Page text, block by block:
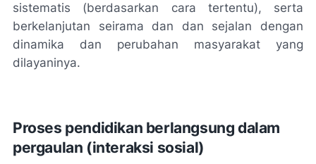
sistematis (berdasarkan cara tertentu), serta
berkelanjutan seirama dan dan sejalan dengan
dinamika dan perubahan masyarakat yang
dilayaninya.
Proses pendidikan berlangsung dalam
pergaulan (interaksi sosial)